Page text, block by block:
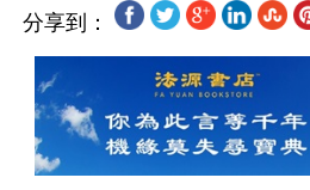
分享到：